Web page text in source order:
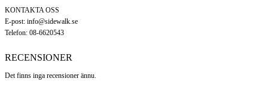
KONTAKTA OSS
E-post: info@sidewalk.se
Telefon: 08-6620543
RECENSIONER
Det finns inga recensioner ännu.